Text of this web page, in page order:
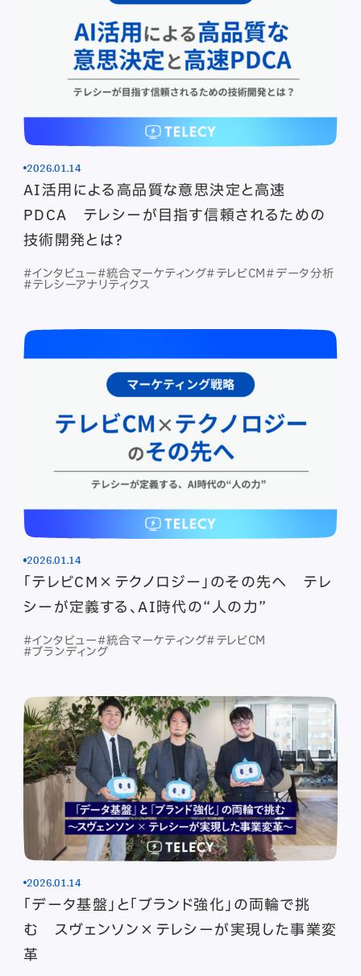
2026.01.14
AI活用による高品質な意思決定と高速
PDCA テレシーが目指す信頼されるための
技術開発とは？
#インタビュー#統合マーケティング#テレビCM#データ分析
#テレシーアナリティクス
2026.01.14
「テレビCM×テクノロジー」のその先へ テレ
シーが定義する、AI時代の“人の力”
#インタビュー#統合マーケティング#テレビCM
#ブランディング
2026.01.14
「データ基盤」と「ブランド強化」の両輪で挑
む スヴェンソン×テレシーが実現した事業変
革